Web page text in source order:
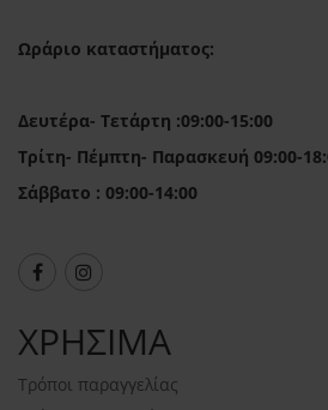
Ωράριο καταστήματος:
Δευτέρα- Τετάρτη :09:00-15:00
Τρίτη- Πέμπτη- Παρασκευή 09:00-
Σάββατο : 09:00-14:00
ΧΡΗΣΙΜΑ
Τρόποι παραγγελίας